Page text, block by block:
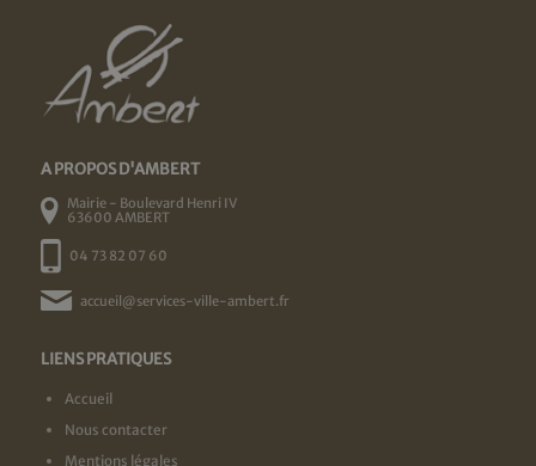
A PROPOS D'AMBERT
Mairie - Boulevard Henri IV
63600 AMBERT
04 73 82 07 60
accueil@services-ville-ambert.fr
LIENS PRATIQUES
Accueil
Nous contacter
Mentions légales